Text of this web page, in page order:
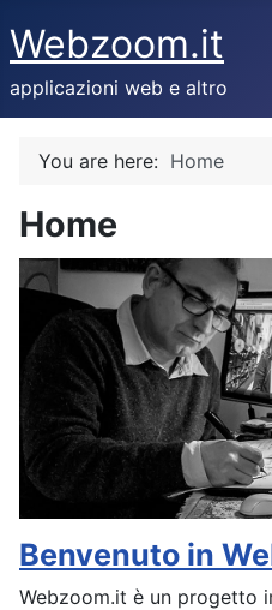
Webzoom.it
applicazioni web e altro
You are here: Home
Home
Benvenuto in
Webzoom.it è un progetto